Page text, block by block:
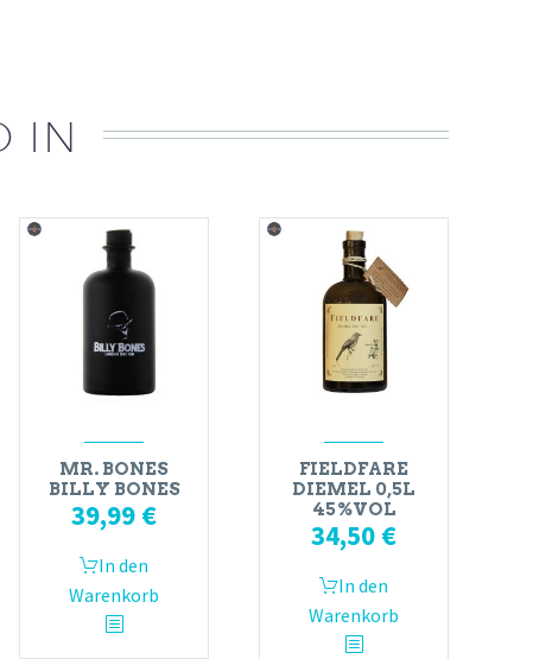
IN
MR. BONES
BILLY BONES
39,99 €
In den
Warenkorb
FIELDFARE
DIEMEL 0,5L
45%VOL
34,50 €
In den
Warenkorb